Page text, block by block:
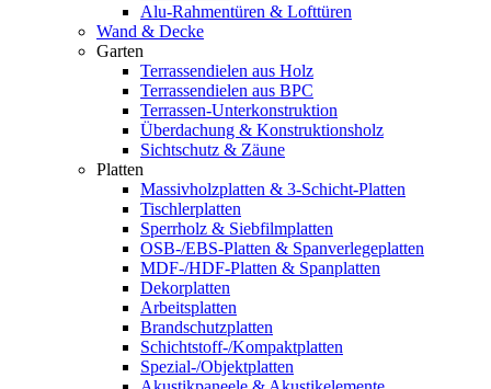
Alu-Rahmentüren & Lofttüren
Wand & Decke
Garten
Terrassendielen aus Holz
Terrassendielen aus BPC
Terrassen-Unterkonstruktion
Überdachung & Konstruktionsholz
Sichtschutz & Zäune
Platten
Massivholzplatten & 3-Schicht-Platten
Tischlerplatten
Sperrholz & Siebfilmplatten
OSB-/EBS-Platten & Spanverlegeplatten
MDF-/HDF-Platten & Spanplatten
Dekorplatten
Arbeitsplatten
Brandschutzplatten
Schichtstoff-/Kompaktplatten
Spezial-/Objektplatten